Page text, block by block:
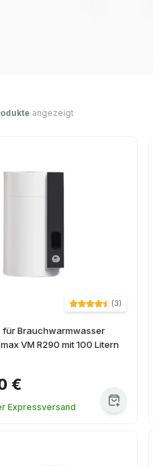
angezeigt
(3)
für Brauchwarmwasser
VM R290 mit 100 Litern
€
Expressversand